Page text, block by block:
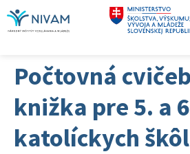
Počtovná
knižka pre 5. a
katolíckych